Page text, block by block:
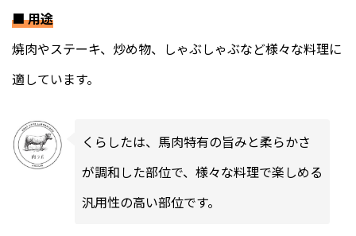
■用途
焼肉やステーキ、炒め物、しゃぶしゃぶなど様々な料理に
適しています。
くらしたは、馬肉特有の旨みと柔らかさ
が調和した部位で、様々な料理で楽しめる
汎用性の高い部位です。